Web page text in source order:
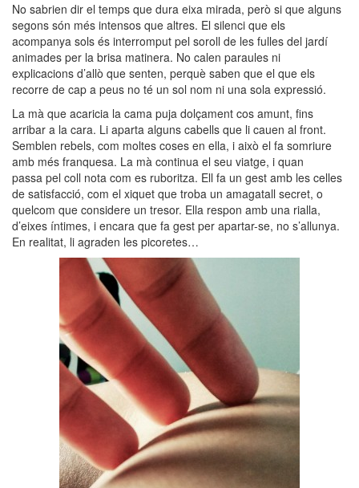
No sabrien dir el temps que dura eixa mirada, però si que alguns
segons són més intensos que altres. El silenci que els
acompanya sols és interromput pel soroll de les fulles del jardí
animades per la brisa matinera. No calen paraules ni
explicacions d’allò que senten, perquè saben que el que els
recorre de cap a peus no té un sol nom ni una sola expressió.
La mà que acaricia la cama puja dolçament cos amunt, fins
arribar a la cara. Li aparta alguns cabells que li cauen al front.
Semblen rebels, com moltes coses en ella, i això el fa somriure
amb més franquesa. La mà continua el seu viatge, i quan
passa pel coll nota com es ruboritza. Ell fa un gest amb les celles
de satisfacció, com el xiquet que troba un amagatall secret, o
quelcom que considere un tresor. Ella respon amb una rialla,
d’eixes íntimes, i encara que fa gest per apartar-se, no s’allunya.
En realitat, li agraden les picoretes…